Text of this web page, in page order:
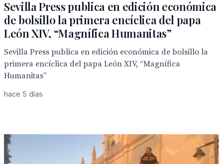
Sevilla Press publica en edición económica
de bolsillo la primera encíclica del papa
León XIV, “Magnífica Humanitas”
Sevilla Press publica en edición económica de bolsillo la
primera encíclica del papa León XIV, “Magnífica
Humanitas”
hace 5 días